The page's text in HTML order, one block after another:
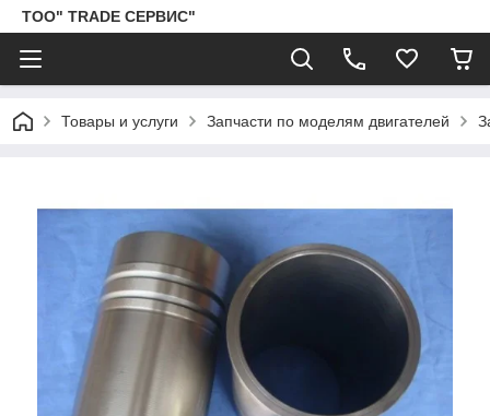
ТОО" TRADE СЕРВИС"
Товары и услуги Запчасти по моделям двигателей